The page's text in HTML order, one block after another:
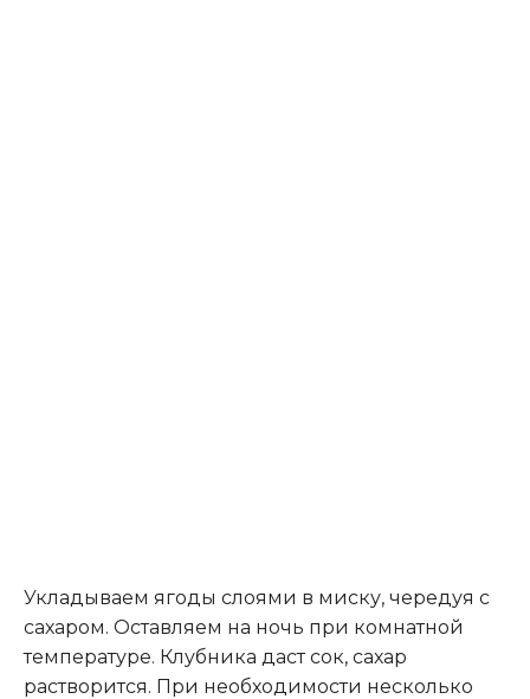
Укладываем ягоды слоями в миску, чередуя с
сахаром. Оставляем на ночь при комнатной
температуре. Клубника даст сок, сахар
растворится. При необходимости несколько